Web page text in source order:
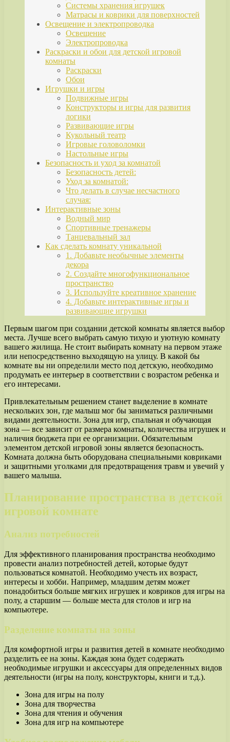
Системы хранения игрушек
Матрасы и коврики для поверхностей
Освещение и электропроводка
Освещение
Электропроводка
Раскраски и обои для детской игровой
комнаты
Раскраски
Обои
Игрушки и игры
Подвижные игры
Конструкторы и игры для развития
логики
Развивающие игры
Кукольный театр
Игровые головоломки
Настольные игры
Безопасность и уход за комнатой
Безопасность детей:
Уход за комнатой:
Что делать в случае несчастного
случая:
Интерактивные зоны
Водный мир
Спортивные тренажеры
Танцевальный зал
Как сделать комнату уникальной
1. Добавьте необычные элементы
декора
2. Создайте многофункциональное
пространство
3. Используйте креативное хранение
4. Добавьте интерактивные игры и
развивающие игрушки
Первым шагом при создании детской комнаты является выбор
места. Лучше всего выбрать самую тихую и уютную комнату
вашего жилища. Не стоит выбирать комнату на первом этаже
или непосредственно выходящую на улицу. В какой бы
комнате вы ни определили место под детскую, необходимо
продумать ее интерьер в соответствии с возрастом ребенка и
его интересами.
Привлекательным решением станет выделение в комнате
нескольких зон, где малыш мог бы заниматься различными
видами деятельности. Зона для игр, спальная и обучающая
зона — все зависит от размера комнаты, количества игрушек и
наличия бюджета при ее организации. Обязательным
элементом детской игровой зоны является безопасность.
Комната должна быть оборудована специальными ковриками
и защитными уголками для предотвращения травм и увечий у
вашего малыша.
Планирование пространства в детской
игровой комнате
Анализ потребностей
Для эффективного планирования пространства необходимо
провести анализ потребностей детей, которые будут
пользоваться комнатой. Необходимо учесть их возраст,
интересы и хобби. Например, младшим детям может
понадобиться больше мягких игрушек и ковриков для игры на
полу, а старшим — больше места для столов и игр на
компьютере.
Разделение комнаты на зоны
Для комфортной игры и развития детей в комнате необходимо
разделить ее на зоны. Каждая зона будет содержать
необходимые игрушки и аксессуары для определенных видов
деятельности (игры на полу, конструкторы, книги и т.д.).
Зона для игры на полу
Зона для творчества
Зона для чтения и обучения
Зона для игр на компьютере